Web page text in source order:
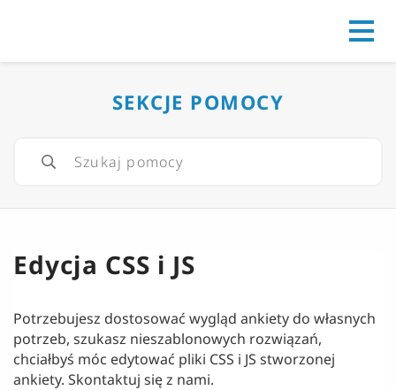
SEKCJE POMOCY
Edycja CSS i JS
Potrzebujesz dostosować wygląd ankiety do własnych
potrzeb, szukasz nieszablonowych rozwiązań,
chciałbyś móc edytować pliki CSS i JS stworzonej
ankiety. Skontaktuj się z nami.